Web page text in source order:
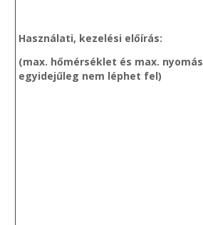
Használati, kezelési előírás:
(max. hőmérséklet és max. nyomás
egyidejűleg nem léphet fel)